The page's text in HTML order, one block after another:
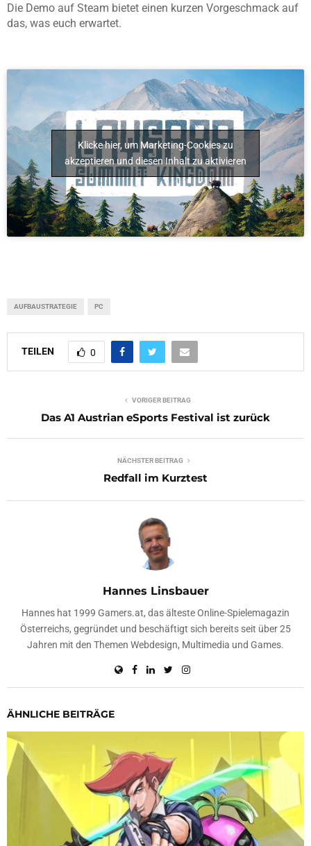
Die Demo auf Steam bietet einen kurzen Vorgeschmack auf
das, was euch erwartet.
Klicke hier, um Marketing-Cookies zu
akzeptieren und diesen Inhalt zu aktivieren
AUFBAUSTRATEGIE PC
TEILEN 0
VORIGER BEITRAG
Das A1 Austrian eSports Festival ist zurück
NÄCHSTER BEITRAG
Redfall im Kurztest
Hannes Linsbauer
Hannes hat 1999 Gamers.at, das älteste Online-Spielemagazin
Österreichs, gegründet und beschäftigt sich bereits seit über 25
Jahren mit den Themen Webdesign, Multimedia und Games.
ÄHNLICHE BEITRÄGE